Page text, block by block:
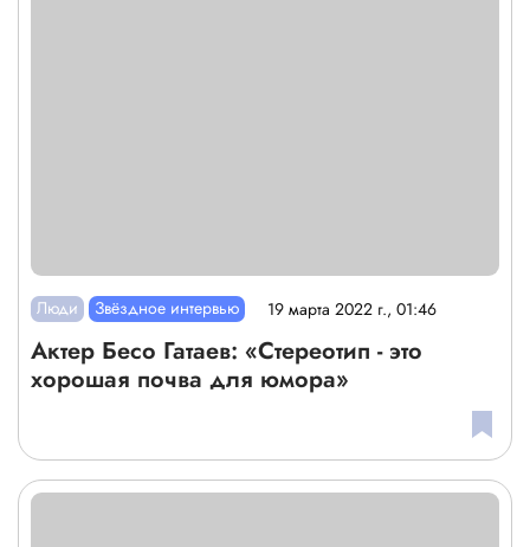
Люди Звёздное интервью 19 марта 2022 г., 01:46
Актер Бесо Гатаев: «Стереотип - это
хорошая почва для юмора»